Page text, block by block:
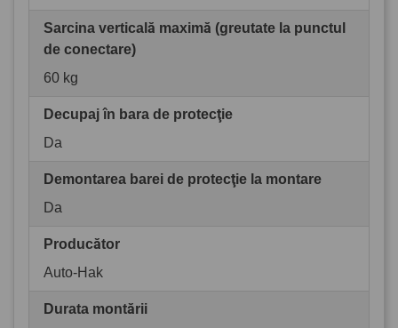
Sarcina verticală maximă (greutate la punctul
de conectare)
60 kg
Decupaj în bara de protecţie
Da
Demontarea barei de protecţie la montare
Da
Producător
Auto-Hak
Durata montării